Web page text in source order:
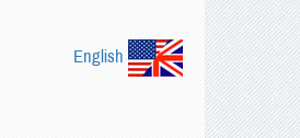
English